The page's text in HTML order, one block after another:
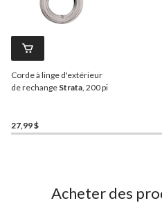
Corde à linge d'extérieur
de rechange Strata , 200 pi
27,99 $
Acheter des